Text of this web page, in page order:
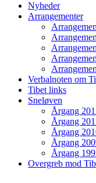
Nyheder
Arrangementer
Verbalnoten om
Tibet links
Sneløven
Årgang
Årgang
Årgang
Årgang
Årgang
Overgreb mod